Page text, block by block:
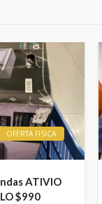
OFERTA FISICA
ATIVIO
$990